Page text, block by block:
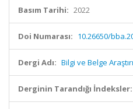
Basım Tarihi: 2022
Doi Numarası: 10.26650/
Dergi Adı: Bilgi ve Belge
Derginin Tarandığı İndeksler: